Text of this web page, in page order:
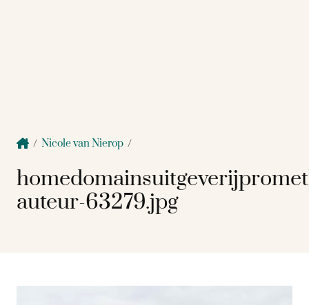
/ Nicole van Nierop /
auteur-63279.jpg